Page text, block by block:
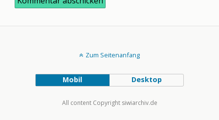
Zum Seitenanfang
Mobil Desktop
All content Copyright siwiarchiv.de